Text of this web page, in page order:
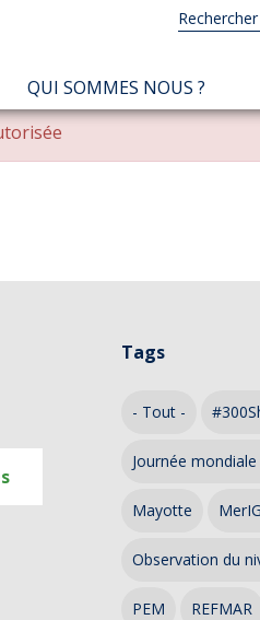
NAVIGATION
QUI SOMMES NOUS ?
Tags
- Tout -
Journée
Mayotte
Observation du
PEM REFMAR